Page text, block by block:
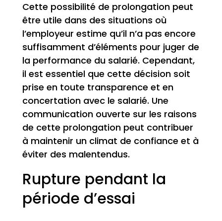
Cette possibilité de prolongation peut
être utile dans des situations où
l’employeur estime qu’il n’a pas encore
suffisamment d’éléments pour juger de
la performance du salarié. Cependant,
il est essentiel que cette décision soit
prise en toute transparence et en
concertation avec le salarié. Une
communication ouverte sur les raisons
de cette prolongation peut contribuer
à maintenir un climat de confiance et à
éviter des malentendus.
Rupture pendant la
période d’essai